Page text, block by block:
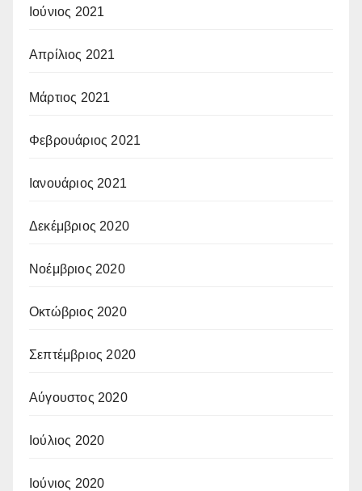
Ιούνιος 2021
Απρίλιος 2021
Μάρτιος 2021
Φεβρουάριος 2021
Ιανουάριος 2021
Δεκέμβριος 2020
Νοέμβριος 2020
Οκτώβριος 2020
Σεπτέμβριος 2020
Αύγουστος 2020
Ιούλιος 2020
Ιούνιος 2020